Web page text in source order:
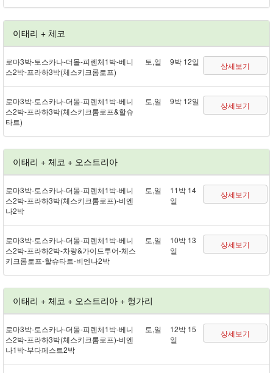
이태리 + 체코
로마 3박 - 토스카나 - 더몰 - 피렌체 1박 - 베니
스 2박 - 프라하 3박(체스키크롬로프)
토,일 9박 12일 상세보기
로마 3박 - 토스카나 - 더몰 - 피렌체 1박 - 베니
스 2박 - 프라하 3박(체스키크롬로프&할슈
타트)
토,일 9박 12일 상세보기
이태리 + 체코 + 오스트리아
로마 3박 - 토스카나 - 더몰 - 피렌체 1박 - 베니
스 2박 - 프라하 3박(체스키크롬로프) - 비엔
나 2박
토,일
11박 14
일
상세보기
로마 3박 - 토스카나 - 더몰 - 피렌체 1박 - 베니
스 2박 - 프라하 2박 - 차량&가이드투어 - 체스
키크롬로프 - 할슈타트 - 비엔나 2박
토,일
10박 13
일
상세보기
이태리 + 체코 + 오스트리아 + 헝가리
로마 3박 - 토스카나 - 더몰 - 피렌체 1박 - 베니
스 2박 - 프라하 3박(체스키크롬로프) - 비엔
나 1박 - 부다페스트 2박
토,일
12박 15
일
상세보기